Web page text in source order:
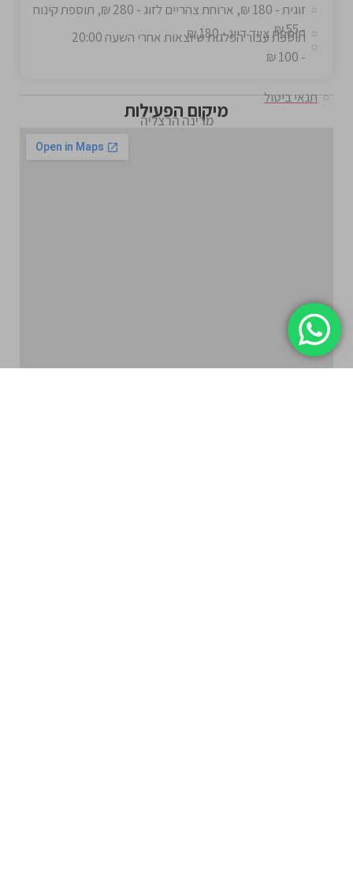
זוגית - 180 ₪, ארוחת צהריים לזוג - 280 ₪, תוספת קינוח
- 55 ₪
תוספת ציוד דייג - 180 ₪
תוספת עבור הפלגות שיוצאות אחרי השעה 20:00
- 100 ₪
תנאי ביטול
מיקום הפעילות
מרינה הרצליה